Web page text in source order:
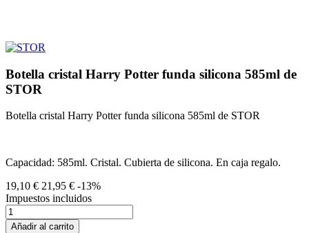
Botella cristal Harry Potter funda silicona 585ml de
STOR
Botella cristal Harry Potter funda silicona 585ml de STOR
Capacidad: 585ml. Cristal. Cubierta de silicona. En caja regalo.
19,10 € 21,95 € -13%
Impuestos incluidos
Añadir al carrito